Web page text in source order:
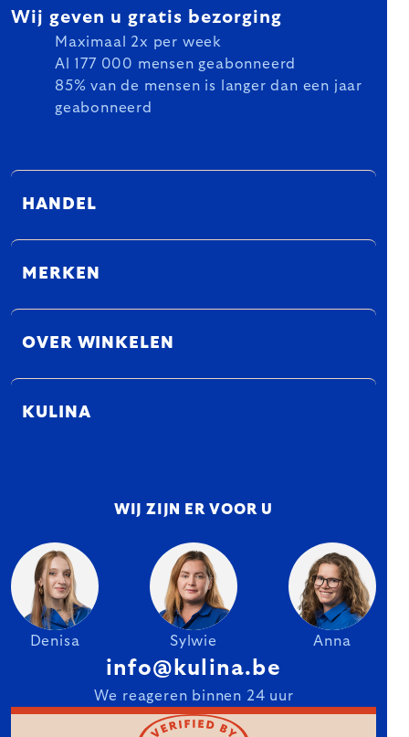
Wij geven u gratis bezorging
Maximaal 2x per week
Al 177 000 mensen geabonneerd
85% van de mensen is langer dan een jaar
geabonneerd
HANDEL
MERKEN
OVER WINKELEN
KULINA
WIJ ZIJN ER VOOR U
Denisa Sylwie Anna
info@kulina.be
We reageren binnen 24 uur